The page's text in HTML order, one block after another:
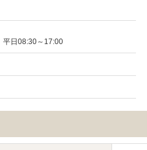
日08:30～17:00